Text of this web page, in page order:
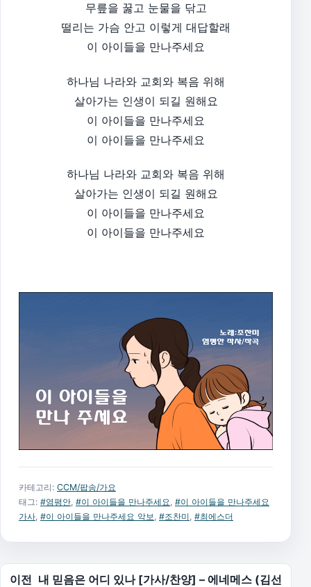
무릎을 꿇고 눈물을 닦고
떨리는 가슴 안고 이렇게 대답할래
이 아이들을 만나주세요
하나님 나라와 교회와 복음 위해
살아가는 인생이 되길 원해요
이 아이들을 만나주세요
이 아이들을 만나주세요
하나님 나라와 교회와 복음 위해
살아가는 인생이 되길 원해요
이 아이들을 만나주세요
이 아이들을 만나주세요
카테고리: CCM/팝송/가요
태그: #염평안 #이 아이들을 만나주세요 #이 아이들을 만나주세요
가사 #이 아이들을 만나주세요 악보 #조찬미 #최에스더
글 탐색
이전 내 믿음은 어디 있나 [가사/찬양] – 에네메스 (김선